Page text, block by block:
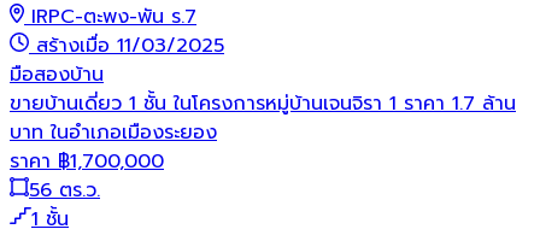
IRPC-ตะพง-พัน ร.7
สร้างเมื่อ 11/03/2025
มือสองบ้าน
ขายบ้านเดี่ยว 1 ชั้น ในโครงการหมู่บ้านเจนจิรา 1 ราคา 1.7 ล้าน
บาท ในอำเภอเมืองระยอง
ราคา ฿1,700,000
56 ตร.ว.
1 ชั้น